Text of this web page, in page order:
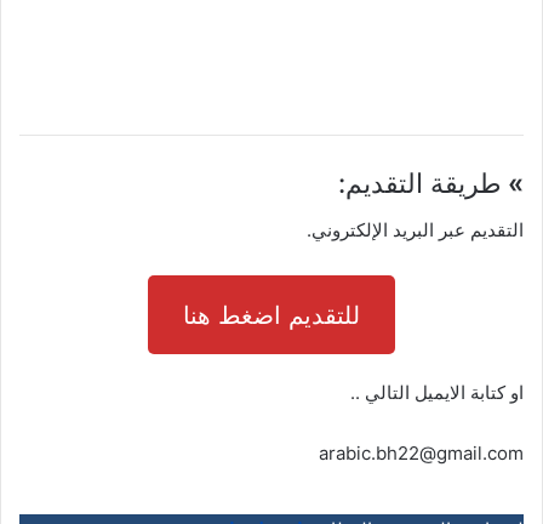
» طريقة التقديم:
التقديم عبر البريد الإلكتروني.
للتقديم اضغط هنا
او كتابة الايميل التالي ..
arabic.bh22@gmail.com